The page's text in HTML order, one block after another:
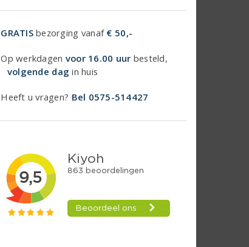
GRATISbezorging vanaf € 50,-
Op werkdagen voor 16.00 uur besteld,
volgende dag in huis
Heeft u vragen? Bel 0575-514427